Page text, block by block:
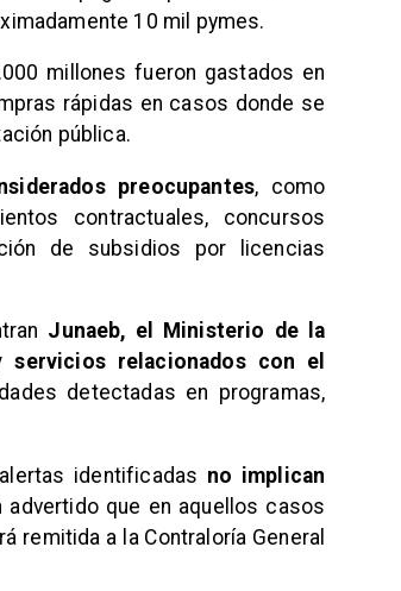
10 mil pymes.
millones fueron gastados en
rápidas en casos donde se
pública.
preocupantes, como
contractuales, concursos
de subsidios por licencias
Junaeb, el Ministerio de la
servicios relacionados con el
detectadas en programas,
identificadas no implican
advertido que en aquellos casos
remitida a la Contraloría General